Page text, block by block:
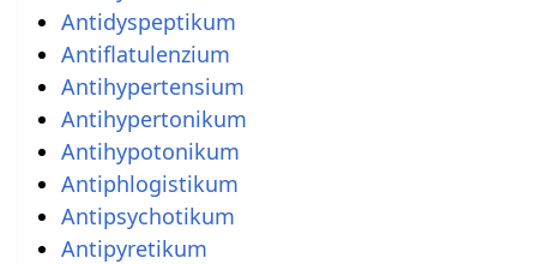
Antidyspeptikum
Antiflatulenzium
Antihypertensium
Antihypertonikum
Antihypotonikum
Antiphlogistikum
Antipsychotikum
Antipyretikum